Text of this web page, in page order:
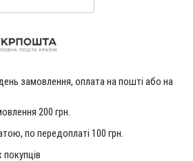
замовлення, оплата на пошті або на
200 грн.
по передоплаті 100 грн.